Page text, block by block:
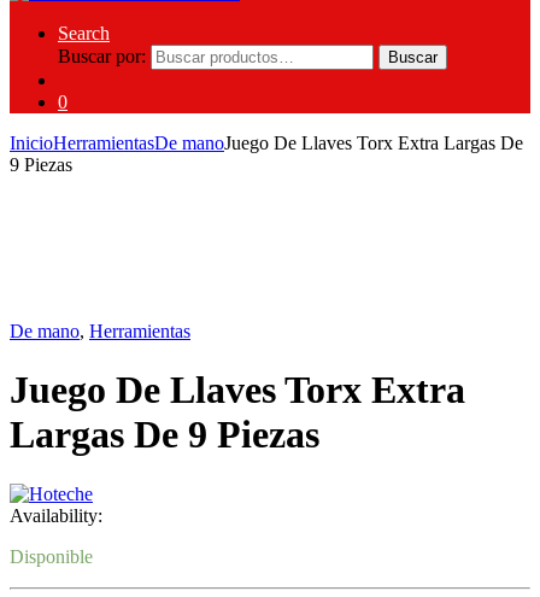
Search
Buscar por:
Buscar
0
InicioHerramientasDe manoJuego De Llaves Torx Extra Largas De
9 Piezas
De mano, Herramientas
Juego De Llaves Torx Extra
Largas De 9 Piezas
Availability:
Disponible